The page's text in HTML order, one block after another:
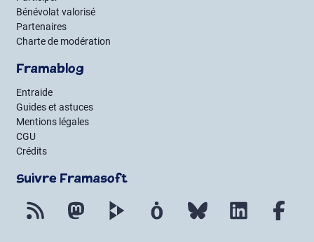
Bénévolat valorisé
Partenaires
Charte de modération
Framablog
Entraide
Guides et astuces
Mentions légales
CGU
Crédits
Suivre Framasoft
Flux RSS Mastodon PeerTube Mobilizon Bluesky LinkedIn